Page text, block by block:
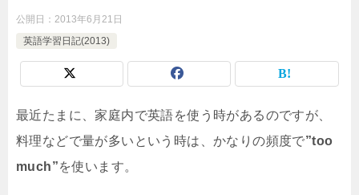
公開日： 2013年6月21日
英語学習日記(2013)
最近たまに、家庭内で英語を使う時があるのですが、
料理などで量が多いという時は、かなりの頻度で”too
much”を使います。